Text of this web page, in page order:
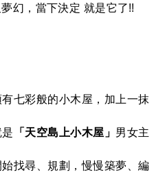
夢幻，當下決定 就是它了!!
七彩般的小木屋，加上一抹
「天空島上小木屋」 男女主
找尋、規劃，慢慢築夢、編